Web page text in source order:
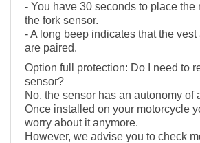
- You have 30 seconds to place the
the fork sensor.
- A long beep indicates that the
are paired.
Option full protection: Do I need to
sensor?
No, the sensor has an autonomy of
Once installed on your motorcycle
worry about it anymore.
However, we advise you to check